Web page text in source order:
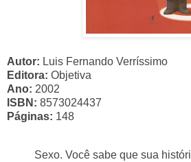
Autor: Luis Fernando Verríssimo
Editora: Objetiva
Ano: 2002
ISBN: 8573024437
Páginas: 148
Sexo. Você sabe que sua